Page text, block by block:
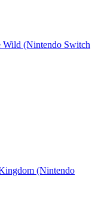
Wild (Nintendo Switch
(Nintendo